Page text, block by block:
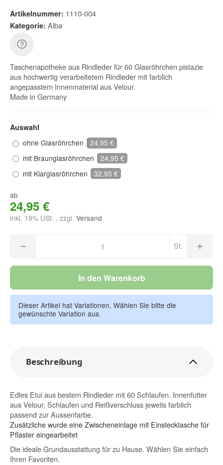
Artikelnummer: 1110-004
Kategorie: Alba
Taschenapotheke aus Rindleder für 60 Glasröhrchen pistazie
aus hochwertig verarbeitetem Rindleder mit farblich
angepasstem Innenmaterial aus Velour.
Made in Germany
Auswahl
ohne Glasröhrchen
24,95 €
mit Braunglasröhrchen
24,95 €
mit Klarglasröhrchen
32,95 €
ab
24,95 €
inkl. 19% USt. , zzgl. Versand
St.
In den Warenkorb
Dieser Artikel hat Variationen. Wählen Sie bitte die
gewünschte Variation aus.
Beschreibung
Edles Etui aus bestem Rindleder mit 60 Schlaufen. Innenfutter
aus Velour, Schlaufen und Reißverschluss jeweils farblich
passend zur Aussenfarbe.
Zusätzliche wurde eine Zwischeneinlage mit Einstecktasche für
Pflaster eingearbeitet
Die ideale Grundausstattung für zu Hause. Wählen Sie einfach
Ihren Favoriten.